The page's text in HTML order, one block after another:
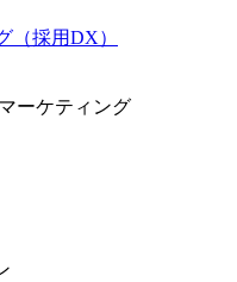
（採用DX）
ーケティング